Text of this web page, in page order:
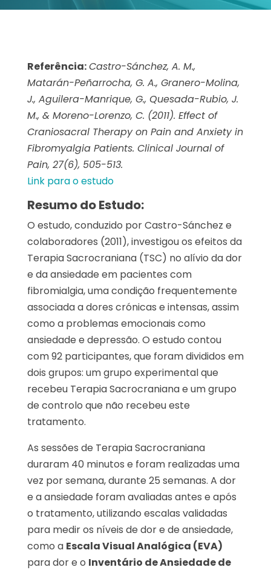
Referência:Castro-Sánchez, A. M.,
Matarán-Peñarrocha, G. A., Granero-Molina,
J., Aguilera-Manrique, G., Quesada-Rubio, J.
M., & Moreno-Lorenzo, C. (2011). Effect of
Craniosacral Therapy on Pain and Anxiety in
Fibromyalgia Patients. Clinical Journal of
Pain, 27(6), 505-513.
Link para o estudo
Resumo do Estudo:
O estudo, conduzido por Castro-Sánchez e
colaboradores (2011), investigou os efeitos da
Terapia Sacrocraniana (TSC) no alívio da dor
e da ansiedade em pacientes com
fibromialgia, uma condição frequentemente
associada a dores crónicas e intensas, assim
como a problemas emocionais como
ansiedade e depressão. O estudo contou
com 92 participantes, que foram divididos em
dois grupos: um grupo experimental que
recebeu Terapia Sacrocraniana e um grupo
de controlo que não recebeu este
tratamento.
As sessões de Terapia Sacrocraniana
duraram 40 minutos e foram realizadas uma
vez por semana, durante 25 semanas. A dor
e a ansiedade foram avaliadas antes e após
o tratamento, utilizando escalas validadas
para medir os níveis de dor e de ansiedade,
como a Escala Visual Analógica (EVA)
para dor e o Inventário de Ansiedade de